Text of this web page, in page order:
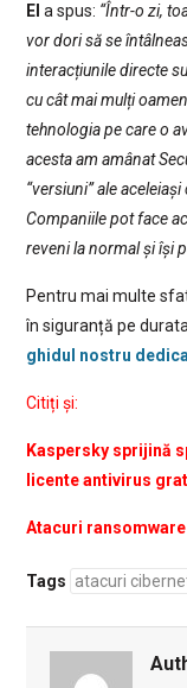
El a spus: “Într-o zi,
vor dori să se
interacțiunile directe
cu cât mai mulți
tehnologia pe care o
acesta am amânat
“versiuni” ale
Companiile pot face
reveni la normal și își
Pentru mai multe
în siguranță pe
ghidul nostru
Citiți și:
Kaspersky sprijină
licente antivirus
Atacuri
Tags atacuri